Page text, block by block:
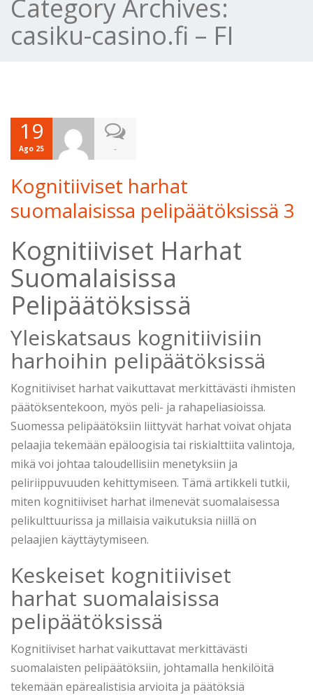
Category Archives:
casiku-casino.fi – FI
19
Ago 25 -
Kognitiiviset harhat
suomalaisissa pelipäätöksissä 3
Kognitiiviset Harhat
Suomalaisissa
Pelipäätöksissä
Yleiskatsaus kognitiivisiin
harhoihin pelipäätöksissä
Kognitiiviset harhat vaikuttavat merkittävästi ihmisten
päätöksentekoon, myös peli- ja rahapeliasioissa.
Suomessa pelipäätöksiin liittyvät harhat voivat ohjata
pelaajia tekemään epäloogisia tai riskialttiita valintoja,
mikä voi johtaa taloudellisiin menetyksiin ja
peliriippuvuuden kehittymiseen. Tämä artikkeli tutkii,
miten kognitiiviset harhat ilmenevät suomalaisessa
pelikulttuurissa ja millaisia vaikutuksia niillä on
pelaajien käyttäytymiseen.
Keskeiset kognitiiviset
harhat suomalaisissa
pelipäätöksissä
Kognitiiviset harhat vaikuttavat merkittävästi
suomalaisten pelipäätöksiin, johtamalla henkilöitä
tekemään epärealistisia arvioita ja päätöksiä